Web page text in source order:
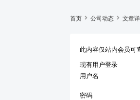
首页 公司动态 文章
此内容仅站内会员可
现有用户登录
用户名
密码